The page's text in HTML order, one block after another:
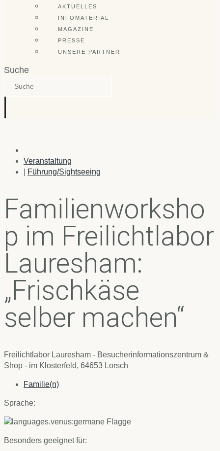
AKTUELLES
INFOMATERIAL
MAGAZINE
PRESSE
UNSERE PARTNER
Suche
Veranstaltung
Führung/Sightseeing
Familienworksho
p im Freilichtlabor
Lauresham:
„Frischkäse
selber machen“
Freilichtlabor Lauresham - Besucherinformationszentrum &
Shop - im Klosterfeld, 64653 Lorsch
Familie(n)
Sprache:
Besonders geeignet für: